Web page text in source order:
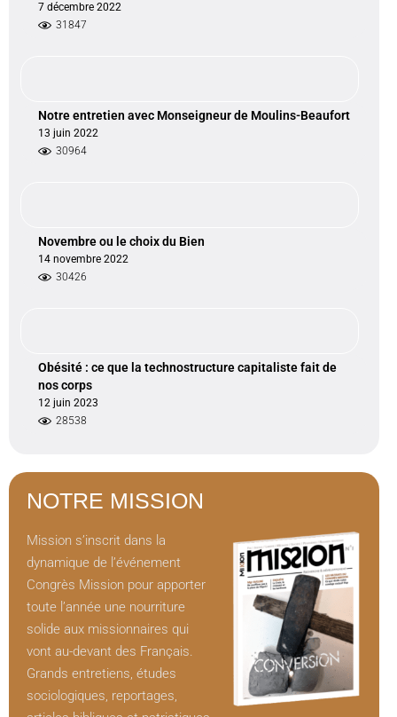
7 décembre 2022
31847
Notre entretien avec Monseigneur de Moulins-Beaufort
13 juin 2022
30964
Novembre ou le choix du Bien
14 novembre 2022
30426
Obésité : ce que la technostructure capitaliste fait de
nos corps
12 juin 2023
28538
NOTRE MISSION
Mission s’inscrit dans la
dynamique de l’événement
Congrès Mission pour apporter
toute l’année une nourriture
solide aux missionnaires qui
vont au-devant des Français.
Grands entretiens, études
sociologiques, reportages,